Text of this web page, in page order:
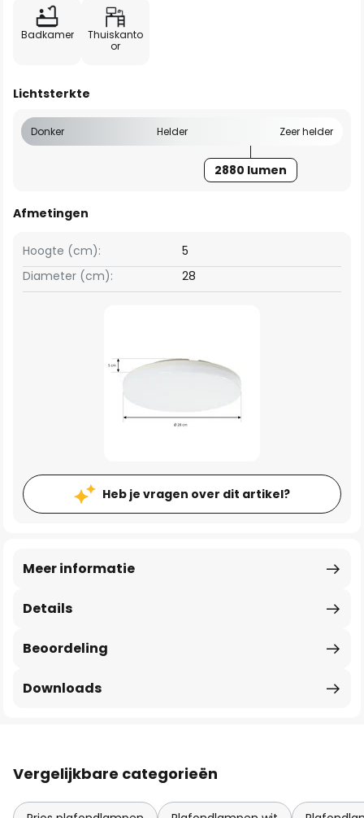
Badkamer
Thuiskanto
or
Lichtsterkte
Donker Helder Zeer helder
2880 lumen
Afmetingen
Hoogte (cm):
5
Diameter (cm):
28
Heb je vragen over dit artikel?
Details
Meer informatie
Beoordeling
Downloads
Vergelijkbare categorieën